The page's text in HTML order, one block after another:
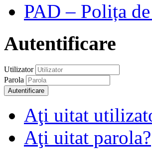
PAD – Polița
Autentificare
Utilizator
Parola
Autentificare
Aţi uitat
Aţi uitat parola?